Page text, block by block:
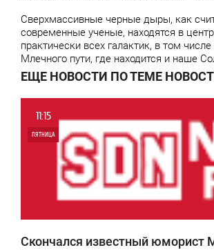
Сверхмассивные черные дыры, как
современные ученые, находятся в
практически всех галактик, в том
Млечного пути, где находится и наше
ЕЩЕ НОВОСТИ ПО ТЕМЕ
11:15
ПЯТНИЦА
Скончался известный юморист